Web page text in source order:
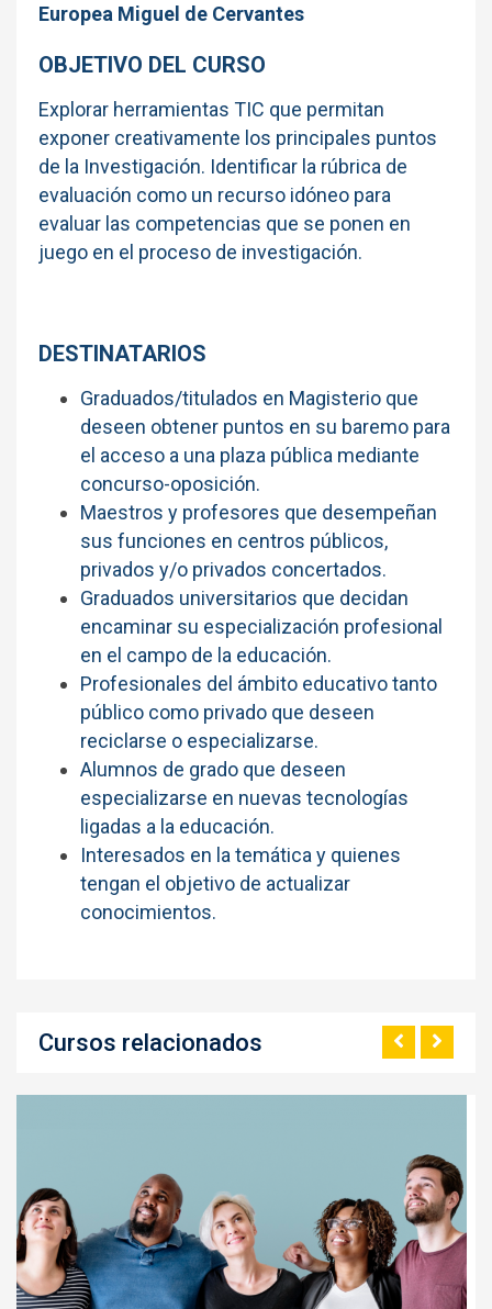
Europea Miguel de Cervantes
OBJETIVO DEL CURSO
Explorar herramientas TIC que permitan
exponer creativamente los principales puntos
de la Investigación. Identificar la rúbrica de
evaluación como un recurso idóneo para
evaluar las competencias que se ponen en
juego en el proceso de investigación.
DESTINATARIOS
Graduados/titulados en Magisterio que
deseen obtener puntos en su baremo para
el acceso a una plaza pública mediante
concurso-oposición.
Maestros y profesores que desempeñan
sus funciones en centros públicos,
privados y/o privados concertados.
Graduados universitarios que decidan
encaminar su especialización profesional
en el campo de la educación.
Profesionales del ámbito educativo tanto
público como privado que deseen
reciclarse o especializarse.
Alumnos de grado que deseen
especializarse en nuevas tecnologías
ligadas a la educación.
Interesados en la temática y quienes
tengan el objetivo de actualizar
conocimientos.
Cursos relacionados